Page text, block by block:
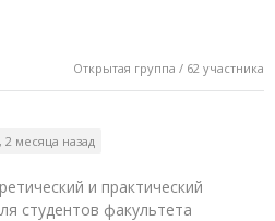
Открытая группа / 62 участника
2 месяца назад
и практический
студентов факультета